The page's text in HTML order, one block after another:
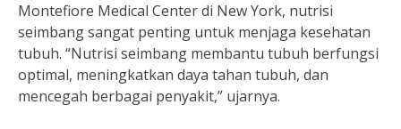
Montefiore Medical Center di New York, nutrisi
seimbang sangat penting untuk menjaga kesehatan
tubuh. “Nutrisi seimbang membantu tubuh berfungsi
optimal, meningkatkan daya tahan tubuh, dan
mencegah berbagai penyakit,” ujarnya.